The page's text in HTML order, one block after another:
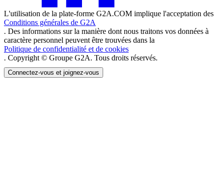
L'utilisation de la plate-forme G2A.COM implique l'acceptation des
Conditions générales de G2A
. Des informations sur la manière dont nous traitons vos données à
caractère personnel peuvent être trouvées dans la
Politique de confidentialité et de cookies
. Copyright © Groupe G2A. Tous droits réservés.
Connectez-vous et joignez-vous